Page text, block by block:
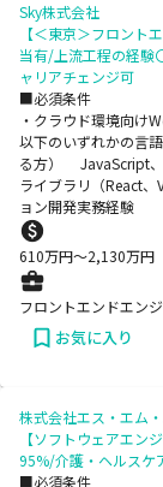
Sky株式会社
【＜東京＞フロン
当有/上流工程の経験
ャリアチェンジ可
■必須条件
・クラウド環境向け
以下のいずれかの言
る方） JavaScript、
ライブラリ（React
ョン開発実務経験
610万円〜2,130万円
フロントエンドエン
お気に入り
株式会社エス・エム
【ソフトウェアエン
95%/介護・ヘルスケ
■必須条件